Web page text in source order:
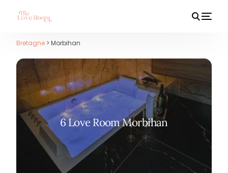
Bretagne > Morbihan
6 Love Room Morbihan
HOT